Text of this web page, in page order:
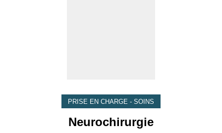
PRISE EN CHARGE - SOINS
Neurochirurgie